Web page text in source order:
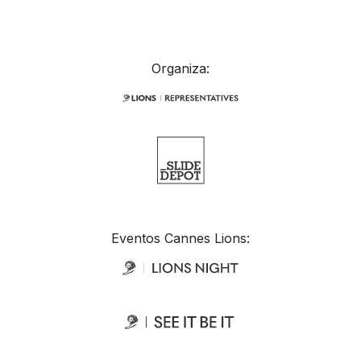
Organiza:
Eventos Cannes Lions: